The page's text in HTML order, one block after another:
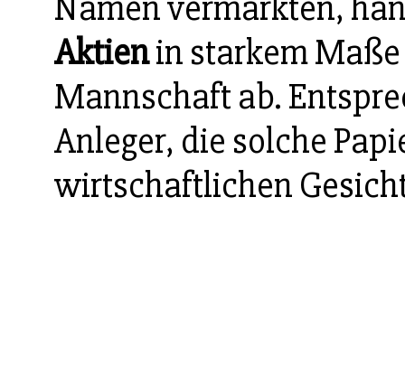
Namen vermarkten,
Aktienin starkem
Mannschaft ab.
Anleger, die solche
wirtschaftlichen